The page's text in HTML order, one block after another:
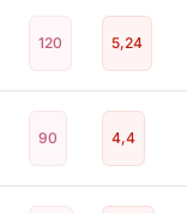
120 5,24
90 4,4